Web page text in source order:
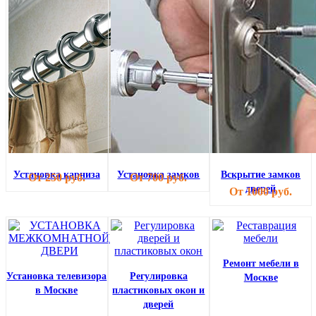
Установка карниза
От 250 руб. Установка замков
От 700 руб.
Вскрытие замков
дверей
От 1000 руб.
Установка телевизора
в Москве
Регулировка
пластиковых окон и
дверей
Ремонт мебели в
Москве